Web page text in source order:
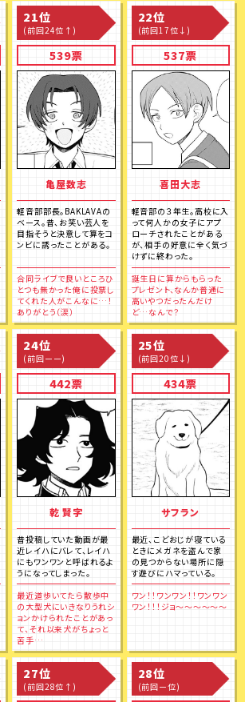
21位
(前回24位↑)
539票
亀屋数志
軽音部部長。BAKLAVAの
ベース。昔、お笑い芸人を
目指そうと決意して算をコ
ンビに誘ったことがある。
合同ライブで良いところひ
とつも無かった俺に投票し
てくれた人がこんなに…！
ありがとう（涙）
22位
(前回17位↓)
537票
喜田大志
軽音部の３年生。高校に入
って何人かの女子にアプ
ローチされたことがある
が、相手の好意に全く気づ
けずに終わった。
誕生日に算からもらった
プレゼント、なんか普通に
高いやつだったんだけ
ど…なんで？
24位
(前回ーー)
442票
乾 賢字
昔投稿していた動画が最
近レイハにバレて、レイハ
にもワンワンと呼ばれるよ
うになってしまった。
最近道歩いてたら散歩中
の大型犬にいきなりうれシ
ョンかけられたことがあっ
て、それ以来犬がちょっと
苦手…
25位
(前回20位↓)
434票
サフラン
最近、こどおじが寝ている
ときにメガネを盗んで家
の見つからない場所に隠
す遊びにハマっている。
ワン！！ワンワン！！ワンワン
ワン！！！ジョ～～～～～～
27位
(前回28位↑)
28位
(前回ー位)